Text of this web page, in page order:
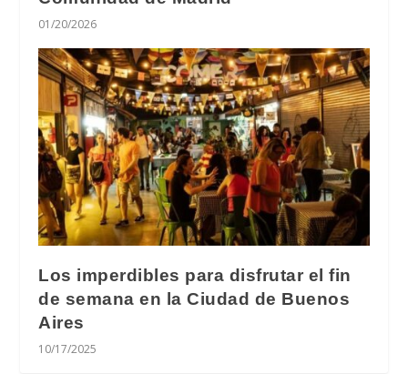
01/20/2026
Los imperdibles para disfrutar el fin
de semana en la Ciudad de Buenos
Aires
10/17/2025